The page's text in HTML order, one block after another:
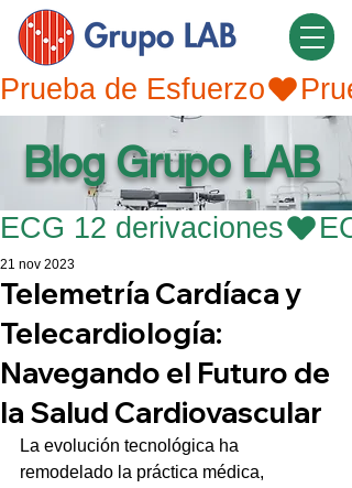
Prueba de Esfuerzo
Blog Grupo LAB
ECG 12 derivaciones
Telemetría Cardíaca y
Telecardiología:
Navegando el Futuro de
la Salud Cardiovascular
21 nov 2023
La evolución tecnológica ha
remodelado la práctica médica,